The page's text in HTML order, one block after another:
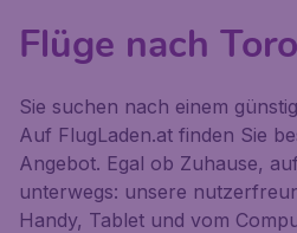
Flüge nach
Sie suchen nach einem
Auf FlugLaden.at finden Sie
Angebot. Egal ob Zuhause,
unterwegs: unsere
Handy, Tablet und vom